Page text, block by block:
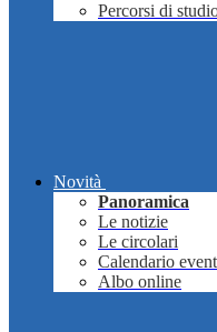
Percorsi di
Novità
Panoramica
Le notizie
Le circolari
Calendario
Albo online